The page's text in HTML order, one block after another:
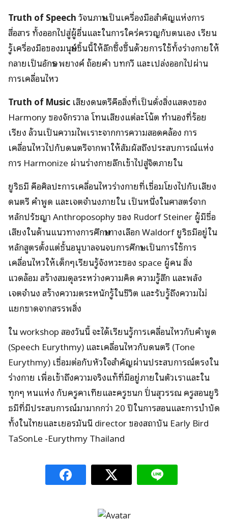
Truth of Speechวัจนภาษาเป็นเครื่องมือสำคัญแห่งการ
สื่อสาร ทั้งออกไปสู่ผู้อื่นและในการใคร่ครวญกับตนเอง เรียน
รู้เครื่องมือของมนุษย์ชิ้นนี้ให้ลึกซึ้งขึ้นด้วยการใช้ทั้งร่างกายให้
กลายเป็นอักษร พยางค์ ถ้อยคำ บทกวี และเปล่งออกไปผ่าน
การเคลื่อนไหว
Truth of Music เสียงดนตรีคือสิ่งที่เป็นดั่งสิ่งแสดงของ
Harmony ของจักรวาล โทนเสียงแต่ละโน้ต ทำนองที่ร้อย
เรียง ล้วนเป็นความไพเราะจากการความสอดคล้อง การ
เคลื่อนไหวไปกับดนตรีจากพาให้สัมผัสถึงประสบการณ์แห่ง
การ Harmonize ผ่านร่างกายลึกเข้าไปสู่จิตภายใน
ยูริธมี คือศิลปะการเคลื่อนไหวร่างกายที่เชื่อมโยงไปกับเสียง
ดนตรี คำพูด และเจตจำนงภายใน เป็นหนึ่งในศาสตร์จาก
หลักปรัชญา Anthroposophy ของ Rudorf Steiner ผู้มีชื่อ
เสียงในด้านแนวทางการศึกษาทางเลือก Waldorf ยูริธมีอยู่ใน
หลักสูตรตั้งแต่ชั้นอนุบาลจนจบการศึกษา เป็นการใช้การ
เคลื่อนไหวให้เด็กๆเรียนรู้จังหวะของ space ผู้คน สิ่ง
แวดล้อม สร้างสมดุลระหว่างความคิด ความรู้สึก และพลัง
เจตจำนง สร้างความตระหนักรู้ในชีวิต และรับรู้ถึงความไม่
แยกขาดจากสรรพสิ่ง
ใน workshop สองวันนี้ จะได้เรียนรู้การเคลื่อนไหวกับคำพูด
(Speech Eurythmy) และเคลื่อนไหวกับดนตรี (Tone
Eurythmy) เชื่อมต่อกับหัวใจสำคัญผ่านประสบการณ์ตรงใน
ร่างกาย เพื่อเข้าถึงความจริงแท้ที่มีอยู่ภายในตัวเราและใน
ทุกๆ หนแห่ง กับครูคาเทียและครูชนก ปิ่นสุวรรณ ครูสอนยูริ
ธมีที่มีประสบการณ์มามากกว่า 20 ปีในการสอนและการบำบัด
ทั้งในไทยและเยอรมันนี director ของสถาบัน Early Bird
TaSonLe -Eurythmy Thailand